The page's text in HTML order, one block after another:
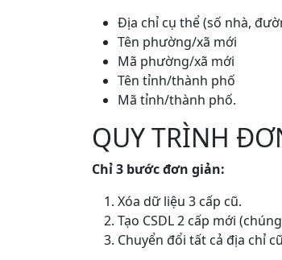
Địa chỉ cụ thể (số nhà,
Tên phường/xã mới
Mã phường/xã mới
Tên tỉnh/thành phố
Mã tỉnh/thành phố.
QUY TRÌNH
Chỉ 3 bước đơn giản:
Xóa dữ liệu 3 cấp cũ.
Tạo CSDL 2 cấp mới
Chuyển đổi tất cả địa chỉ